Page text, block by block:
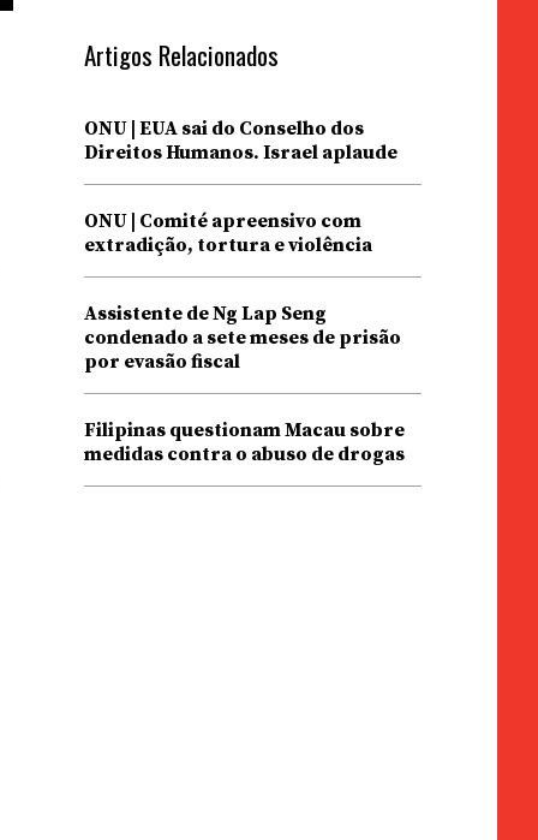
Artigos Relacionados
ONU | EUA sai do Conselho dos
Direitos Humanos. Israel aplaude
ONU | Comité apreensivo com
extradição, tortura e violência
Assistente de Ng Lap Seng
condenado a sete meses de prisão
por evasão fiscal
Filipinas questionam Macau sobre
medidas contra o abuso de drogas